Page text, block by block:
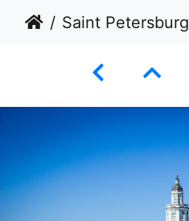
Saint Petersburg